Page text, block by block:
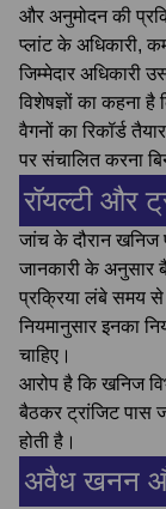
और अनुमोदन की
प्लांट के अधिकारी,
जिम्मेदार अधिकारी
विशेषज्ञों का कहना
वैगनों का रिकॉर्ड
पर संचालित करना
रॉयल्टी और
जांच के दौरान खनिज
जानकारी के अनुसार
प्रक्रिया लंबे समय से
नियमानुसार इनका
चाहिए।
आरोप है कि खनिज
बैठकर ट्रांजिट पास
होती है।
अवैध खनन और